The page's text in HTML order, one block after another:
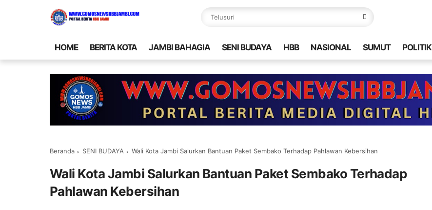
HOME BERITA KOTA JAMBI BAHAGIA SENI BUDAYA HBB NASIONAL SUMUT POLITIK
Beranda SENI BUDAYA Wali Kota Jambi Salurkan Bantuan Paket Sembako Terhadap Pahlawan Kebersihan
Wali Kota Jambi Salurkan Bantuan Paket Sembako Terhadap
Pahlawan Kebersihan